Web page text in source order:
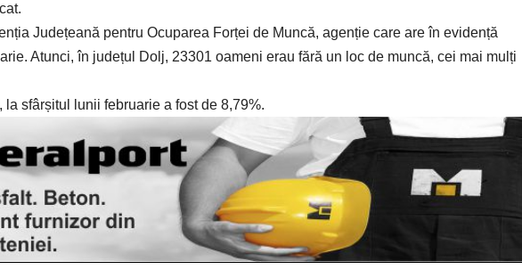
Județeană pentru Ocuparea Forței de Muncă, agenție care are în evidență
Atunci, în județul Dolj, 23301 oameni erau fără un loc de muncă, cei mai mulți
sfârșitul lunii februarie a fost de 8,79%.